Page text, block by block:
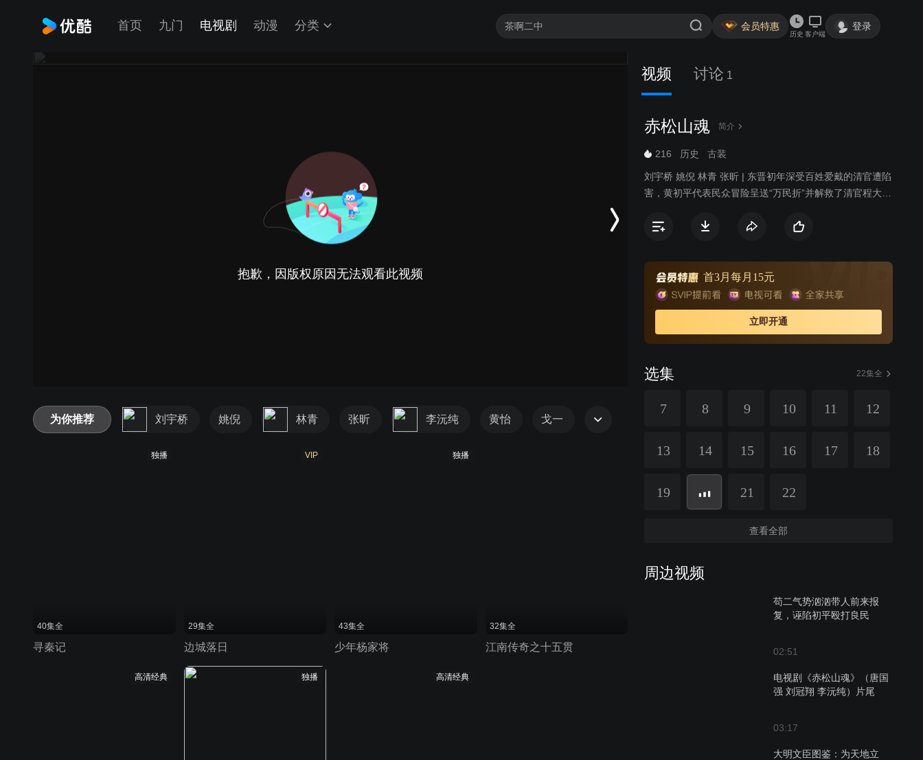
首页 九门 电视剧 动漫 分类 会员特惠
历史 客户端
登录
抱歉，因版权原因无法观看此视频
视频 讨论 1
赤松山魂 简介
216 历史 古装
刘宇桥 姚倪 林青 张昕 | 东晋初年深受百姓爱戴的清官遭陷
害，黄初平代表民众冒险呈送“万民折”并解救了清官程大人
仗朝廷有人撑腰，设毒计坠毁害黄初平。黄初平顺民意，
陷入了痛苦中之，黄初平带领乡亲抗病魔，战灾害，顽强
的与困难作斗争。此义举受到了朝廷的嘉奖，黄初平又将
朝廷的赏银全部献出，兴办了义学，让穷苦的孩子接受教
首3月每月15元
立即开通
选集 22集全
7 8 9 10 11 12
13 14 15 16 17 18
19 21 22
查看全部
周边视频
苟二气势汹汹带人前来报
复，诬陷初平殴打良民
02:51
电视剧《赤松山魂》（唐国
强 刘冠翔 李沅纯）片尾
03:17
大明文臣图鉴：为天地立
为你推荐 刘宇桥 姚倪 林青 张昕 李沅纯 黄怡 戈一
独播
40集全
寻秦记
VIP
29集全
边城落日
独播
43集全
少年杨家将
32集全
江南传奇之十五贯
高清经典 独播 高清经典